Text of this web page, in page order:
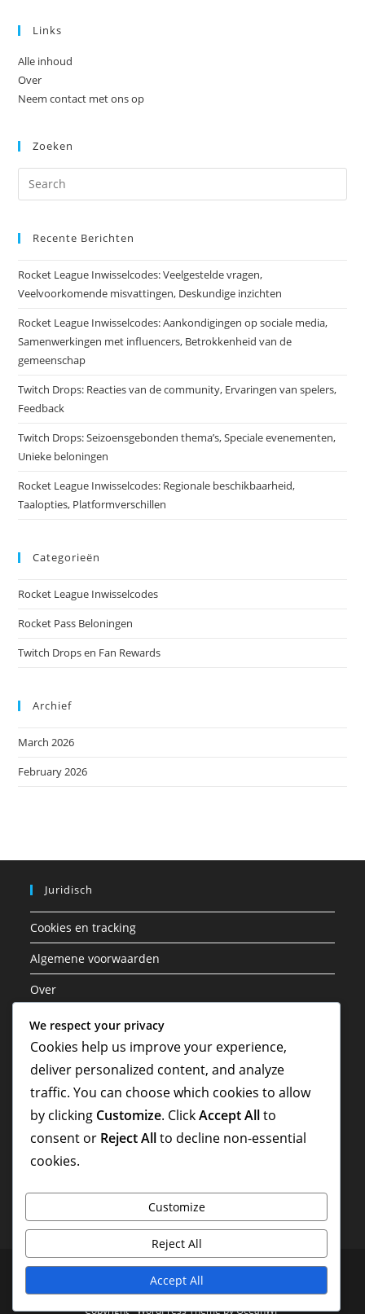
Links
Alle inhoud
Over
Neem contact met ons op
Zoeken
Recente Berichten
Rocket League Inwisselcodes: Veelgestelde vragen,
Veelvoorkomende misvattingen, Deskundige inzichten
Rocket League Inwisselcodes: Aankondigingen op sociale media,
Samenwerkingen met influencers, Betrokkenheid van de
gemeenschap
Twitch Drops: Reacties van de community, Ervaringen van spelers,
Feedback
Twitch Drops: Seizoensgebonden thema’s, Speciale evenementen,
Unieke beloningen
Rocket League Inwisselcodes: Regionale beschikbaarheid,
Taalopties, Platformverschillen
Categorieën
Rocket League Inwisselcodes
Rocket Pass Beloningen
Twitch Drops en Fan Rewards
Archief
March 2026
February 2026
Juridisch
Cookies en tracking
Algemene voorwaarden
Over
Privacybeleid
Neem contact met ons op
Zoeken
Cookies en tracking Algemene voorwaarden
Over
Neem contact met ons op
Copyright - WordPress Theme by OceanWP
We respect your privacy
Cookies help us improve your experience,
deliver personalized content, and analyze
traffic. You can choose which cookies to allow
by clicking Customize. ClickAccept Allto
consent or Reject Allto decline non-essential
cookies.
Customize
Reject All
Accept All